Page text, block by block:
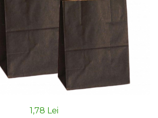
1,78 Lei